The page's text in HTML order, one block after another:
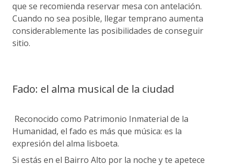
que se recomienda reservar mesa con antelación.
Cuando no sea posible, llegar temprano aumenta
considerablemente las posibilidades de conseguir
sitio.
Fado: el alma musical de la ciudad
Reconocido como Patrimonio Inmaterial de la
Humanidad, el fado es más que música: es la
expresión del alma lisboeta.
Si estás en el Bairro Alto por la noche y te apetece